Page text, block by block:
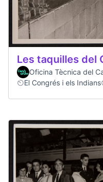
Les taquilles del
Oficina Tècnica del
El Congrés i els Indians